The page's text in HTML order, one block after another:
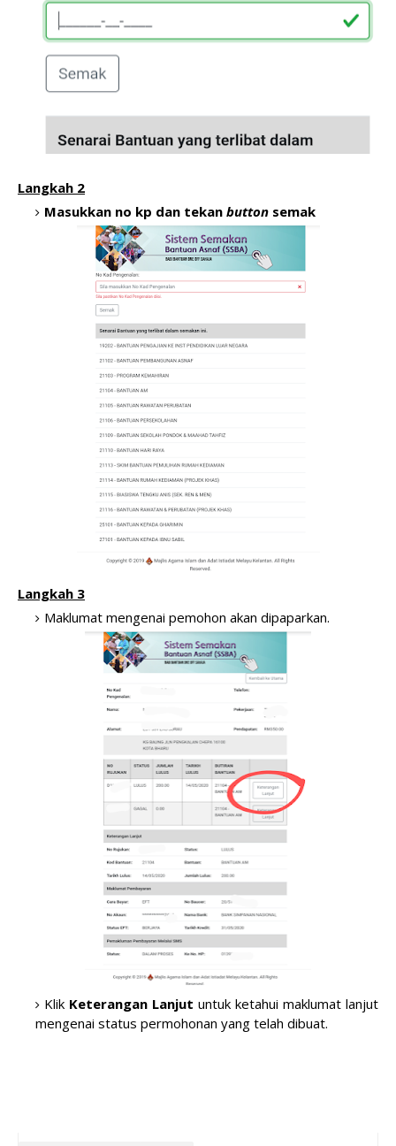
Langkah 2
Masukkan no kp dan tekan button semak
Langkah 3
Maklumat mengenai pemohon akan dipaparkan.
Klik Keterangan Lanjut untuk ketahui maklumat lanjut
mengenai status permohonan yang telah dibuat.